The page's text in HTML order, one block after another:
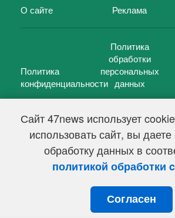
Сайт 47news использует
использовать сайт, вы
обработку данных в
политикой обработки
Согласен
О сайте Реклама
Политика
конфиденциальности
Политика
обработки
персональных
данных
47 новостей (47 news)2005 — 2026 г.
Свидетельство о регистрации СМИ Эл № ФС
Федеральной службой по надзору в сфере
информационных технологий и массовых